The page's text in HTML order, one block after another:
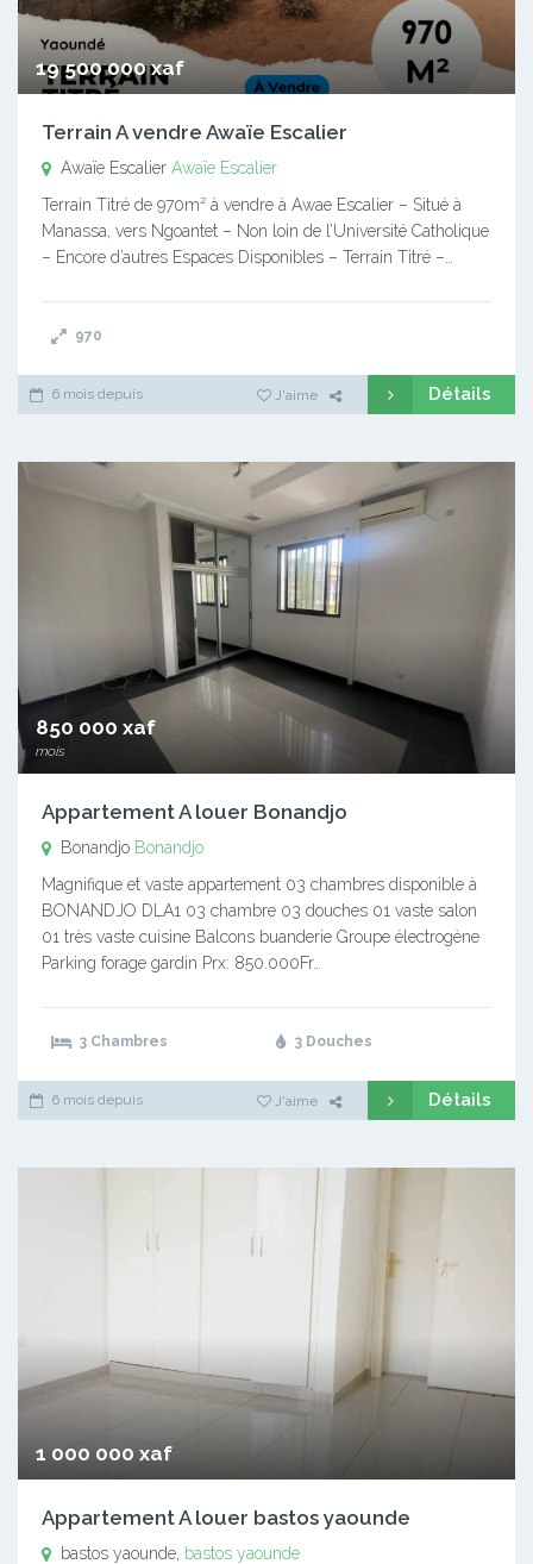
19 500 000 xaf
Terrain A vendre Awaïe Escalier
Awaïe Escalier Awaïe Escalier
Terrain Titré de 970m² à vendre à Awae Escalier – Situé à
Manassa, vers Ngoantet – Non loin de l’Université Catholique
– Encore d’autres Espaces Disponibles – Terrain Titré –…
970
6 mois depuis J'aime Détails
850 000 xaf
mois
Appartement A louer Bonandjo
Bonandjo Bonandjo
Magnifique et vaste appartement 03 chambres disponible à
BONANDJO DLA1 03 chambre 03 douches 01 vaste salon
01 très vaste cuisine Balcons buanderie Groupe électrogène
Parking forage gardin Prx: 850.000Fr…
3 Chambres 3 Douches
6 mois depuis J'aime Détails
1 000 000 xaf
Appartement A louer bastos yaounde
bastos yaounde, bastos yaounde